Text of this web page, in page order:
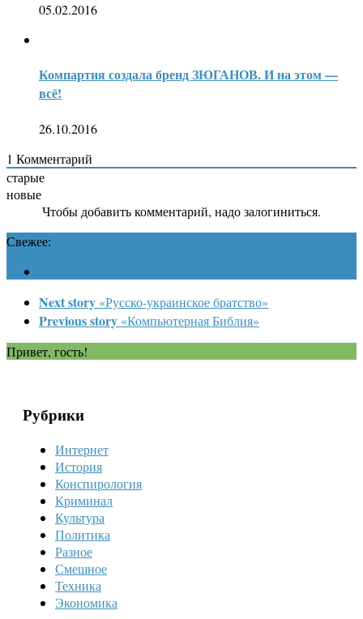
05.02.2016
Компартия создала бренд ЗЮГАНОВ. И на этом —
всё!
26.10.2016
1 Комментарий
старые
новые
Чтобы добавить комментарий, надо залогиниться.
Свежее:
Next story «Русско-украинское братство»
Previous story «Компьютерная Библия»
Привет, гость!
Рубрики
Интернет
История
Конспирология
Криминал
Культура
Политика
Разное
Смешное
Техника
Экономика